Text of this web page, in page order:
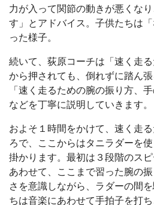
力が入って関節の動きが悪くな
す」とアドバイス。子供たちは
った様子。
続いて、荻原コーチは「速く走
から押されても、倒れずに踏ん張
「速く走るための腕の振り方、
などを丁寧に説明していきます。
およそ１時間をかけて、速く走
ろで、ここからはタニラダーを
掛かります。最初は３段階のス
あわせて、ここまで習った腕の
さを意識しながら、ラダーの間
ちは音楽にあわせて手拍子を打